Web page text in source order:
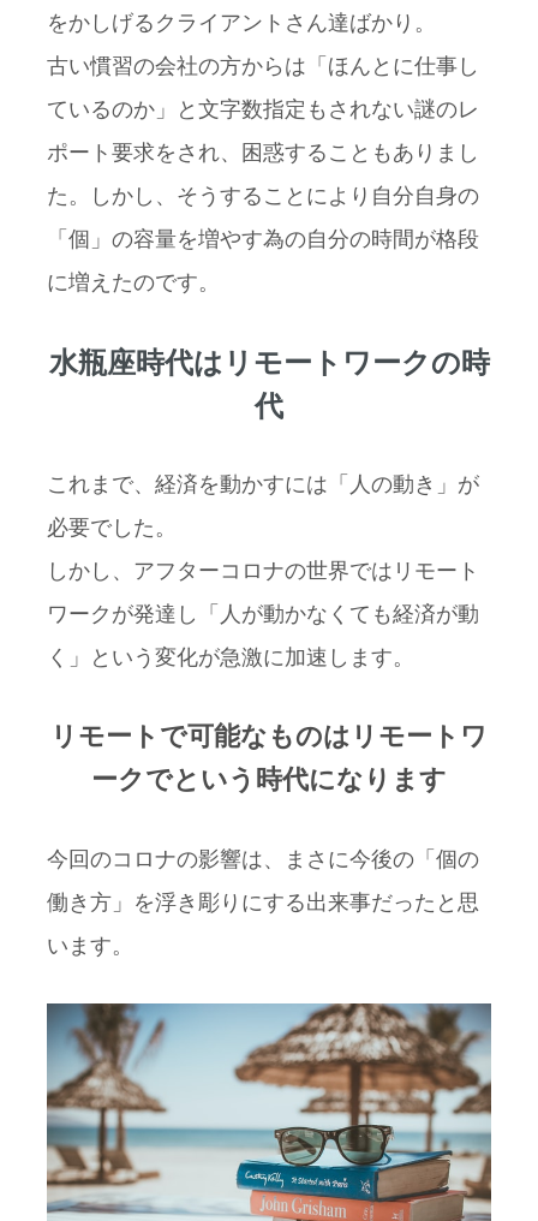
をかしげるクライアントさん達ばかり。
古い慣習の会社の方からは「ほんとに仕事し
ているのか」と文字数指定もされない謎のレ
ポート要求をされ、困惑することもありまし
た。しかし、そうすることにより自分自身の
「個」の容量を増やす為の自分の時間が格段
に増えたのです。
水瓶座時代はリモートワークの時
代
これまで、経済を動かすには「人の動き」が
必要でした。
しかし、アフターコロナの世界ではリモート
ワークが発達し「人が動かなくても経済が動
く」という変化が急激に加速します。
リモートで可能なものはリモートワ
ークでという時代になります
今回のコロナの影響は、まさに今後の「個の
働き方」を浮き彫りにする出来事だったと思
います。